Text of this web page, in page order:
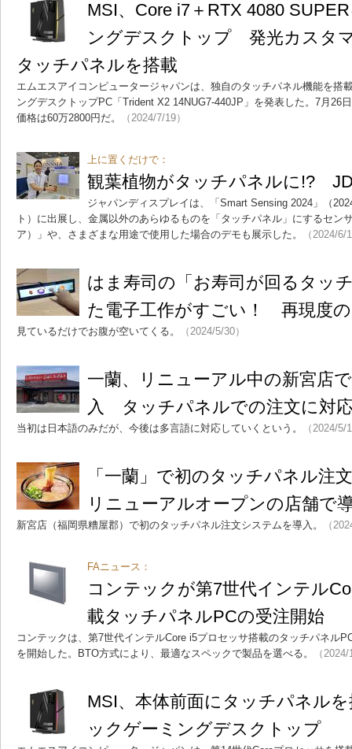
MSI、Core i7＋RTX 4080
ングデスクトップ 発光カスタ
タッチパネルを搭載
エムエスアイコンピュータージャパンは、独自のタッチパネル機能を搭
ングデスクトップPC「Trident X2 14NUG7-440JP」を発表した。7月26
価格は60万2800円だ。
（2024/7/19）
上に置くだけで：
観葉植物がタッチパネルに!?
ジャパンディスプレイは、「Smart Sensing 2024」（
ト）に出展し、金属以外のあらゆるものを「タッチパネル」にするセン
ア）」や、さまざまな用途で使用した場合のデモも展示した。
（2024/6/
はま寿司の「お寿司が回るタッ
た電子工作がすごい！ 再現度
見ているだけでお腹が空いてくる。 （2024/5/30）
一蘭、リニューアル中の新宮店
入 タッチパネルでの注文に対
当初は日本語のみだが、今後は多言語に対応していくという。 （2024/5/
「一蘭」で初のタッチパネル
リニューアルオープンの店舗で
新宮店（福岡県糟屋郡）で初のタッチパネル注文システムを導入。 （
FAニュース：
コンテックが第7世代インテル
載タッチパネルPCの受注開始
コンテックは、第7世代インテルCore i5プロセッサ搭載のタッチパネル
を開始した。BTO方式により、最適なスペックで製品を選べる。
（
MSI、本体前面にタッチパネル
ックゲーミングデスクトップ